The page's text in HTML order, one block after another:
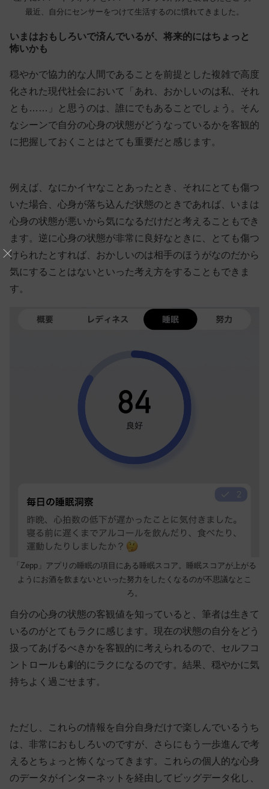
最近、自分にセンサーをつけて生活するのに慣れてきました。
いまはおもしろいで済んでいるが、将来的にはちょっと
怖いかも
穏やかで協力的な人間であることを前提とした複雑で高度
化された現代社会において「あれ、おかしいのは私、それ
とも……」と思うのは、誰にでもあることでしょう。そん
なシーンで自分の心身の状態がどうなっているかを客観的
に把握しておくことはとても重要だと感じます。
例えば、なにかイヤなことあったとき、それにとても傷つ
いた場合、心身が落ち込んだ状態のときであれば、いまは
心身の状態が悪いから気になるだけだと考えることもでき
ます。逆に心身の状態が非常に良好なときに、とても傷つ
けられたとすれば、おかしいのは相手のほうがなのだから
気にすることはないといった考え方をすることもできま
す。
「Zepp」アプリの睡眠の項目にある睡眠スコア。睡眠スコアが上がる
ようにお酒を飲まないといった努力をしたくなるのが不思議なとこ
ろ。
自分の心身の状態の客観値を知っていると、筆者は生きて
いるのがとてもラクに感じます。現在の状態の自分をどう
扱ってあげるべきかを客観的に考えられるので、セルフコ
ントロールも劇的にラクになるのです。結果、穏やかに気
持ちよく過ごせます。
ただし、これらの情報を自分自身だけで楽しんでいるうち
は、非常におもしろいのですが、さらにもう一歩進んで考
えるとちょっと怖くなってきます。これらの個人的な心身
のデータがインターネットを経由してビッグデータ化し、